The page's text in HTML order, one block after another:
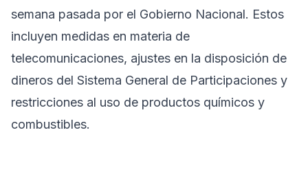
semana pasada por el Gobierno Nacional. Estos
incluyen medidas en materia de
telecomunicaciones, ajustes en la disposición de
dineros del Sistema General de Participaciones y
restricciones al uso de productos químicos y
combustibles.